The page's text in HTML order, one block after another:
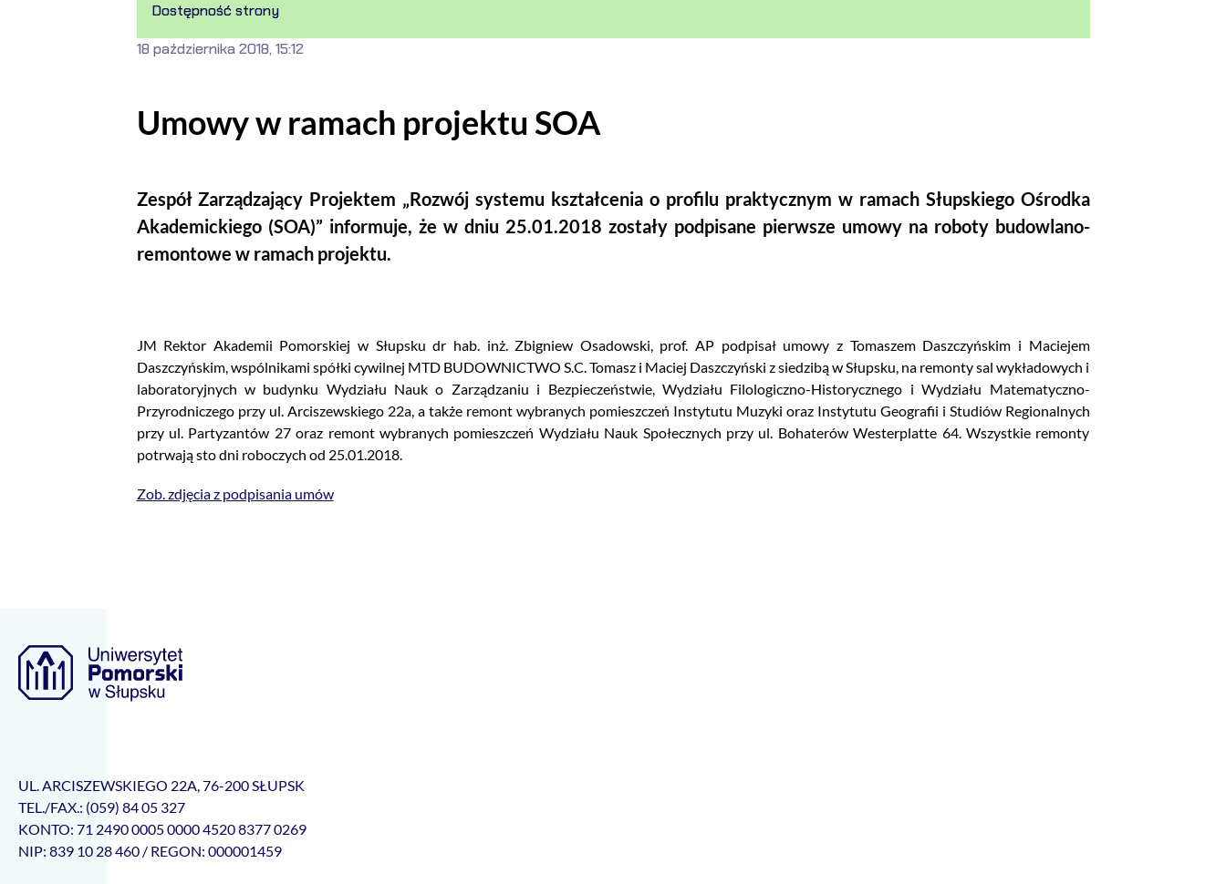
Dostępność strony
Umowy w ramach projektu SOA
Zespół Zarządzający Projektem „Rozwój systemu kształcenia o profilu praktycznym w ramach Słupskiego Ośrodka
Akademickiego (SOA)” informuje, że w dniu 25.01.2018 zostały podpisane pierwsze umowy na roboty budowlano-
remontowe w ramach projektu.
18 października 2018, 15:12
JM Rektor Akademii Pomorskiej w Słupsku dr hab. inż. Zbigniew Osadowski, prof. AP podpisał umowy z Tomaszem Daszczyńskim i Maciejem
Daszczyńskim, wspólnikami spółki cywilnej MTD BUDOWNICTWO S.C. Tomasz i Maciej Daszczyński z siedzibą w Słupsku, na remonty sal wykładowych i
laboratoryjnych w budynku Wydziału Nauk o Zarządzaniu i Bezpieczeństwie, Wydziału Filologiczno-Historycznego i Wydziału Matematyczno-
Przyrodniczego przy ul. Arciszewskiego 22a, a także remont wybranych pomieszczeń Instytutu Muzyki oraz Instytutu Geografii i Studiów Regionalnych
przy ul. Partyzantów 27 oraz remont wybranych pomieszczeń Wydziału Nauk Społecznych przy ul. Bohaterów Westerplatte 64. Wszystkie remonty
potrwają sto dni roboczych od 25.01.2018.
Zob. zdjęcia z podpisania umów
UL. ARCISZEWSKIEGO 22A, 76-200 SŁUPSK
TEL./FAX.: (059) 84 05 327
KONTO: 71 2490 0005 0000 4520 8377 0269
NIP: 839 10 28 460 / REGON: 000001459